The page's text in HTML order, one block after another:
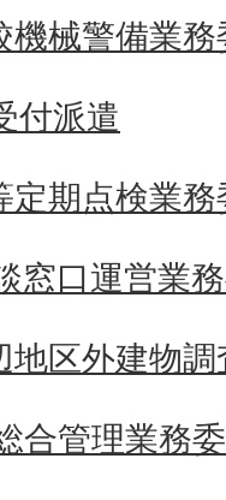
機械警備業務
付派遣
定期点検業務
窓口運営業
地区外建物
合管理業務